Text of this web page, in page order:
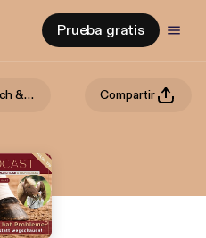
Prueba gratis
Pferdewissen - ganzheitlich & inspirierend mit Sandra Fencl Compartir